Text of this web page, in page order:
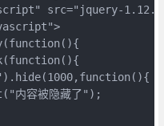
src="jquery-
内容被隐藏了");